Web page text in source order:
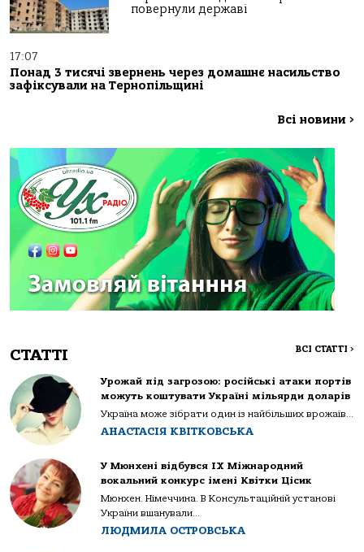
повернули державі
17:07
Понад 3 тисячі звернень через домашнє насильство
зафіксували на Тернопільщині
Всі новини >
СТАТТІ ВСІ СТАТТІ >
Урожай під загрозою: російські атаки портів
можуть коштувати Україні мільярди доларів
Україна може зібрати один із найбільших врожаїв...
АНАСТАСІЯ КВІТКОВСЬКА
У Мюнхені відбувся IX Міжнародний
вокальний конкурс імені Квітки Цісик
Мюнхен. Німеччина. В Консультаційній установі
України вшанували...
ЛЮДМИЛА ОСТРОВСЬКА